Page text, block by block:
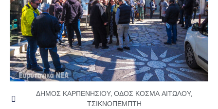
ΔΗΜΟΣ ΚΑΡΠΕΝΗΣΙΟΥ, ΟΔΟΣ ΚΟΣΜΑ ΑΙΤΩΛΟΥ,
ΤΣΙΚΝΟΠΕΜΠΤΗ